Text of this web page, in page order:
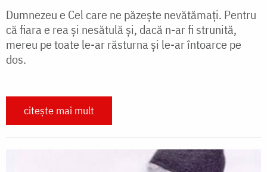
Dumnezeu e Cel care ne păzește nevătămați. Pentru
că fiara e rea și nesătulă și, dacă n-ar fi strunită,
mereu pe toate le-ar răsturna și le-ar întoarce pe
dos.
citește mai mult